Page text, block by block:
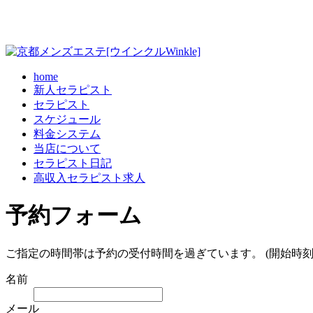
home
新人セラピスト
セラピスト
スケジュール
料金システム
当店について
セラピスト日記
高収入セラピスト求人
予約フォーム
ご指定の時間帯は予約の受付時間を過ぎています。 (開始時
名前
メール